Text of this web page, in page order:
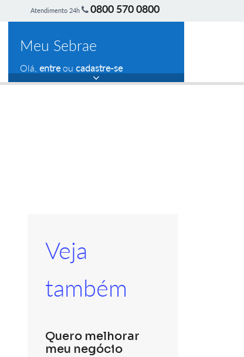
Atendimento 24h 0800 570 0800
Meu Sebrae
Olá, entreou cadastre-se
Veja
também
Quero melhorar
meu negócio